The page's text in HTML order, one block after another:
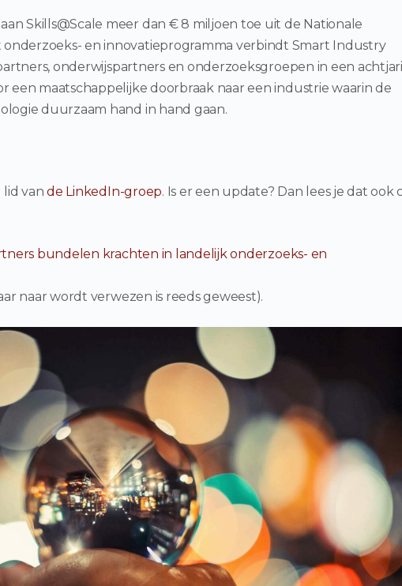
Skills@Scale meer dan € 8 miljoen toe uit de Nationale
onderzoeks- en innovatieprogramma verbindt Smart Industry
onderwijspartners en onderzoeksgroepen in een
een maatschappelijke doorbraak naar een industrie waarin de
duurzaam hand in hand gaan.
lid vande LinkedIn-groep. Is er een update? Dan lees je dat ook
bundelen krachten in landelijk onderzoeks- en
naar wordt verwezen is reeds geweest).